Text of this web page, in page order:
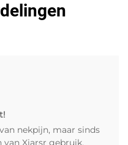
nekpijn, maar sinds
Xiarsr gebruik,